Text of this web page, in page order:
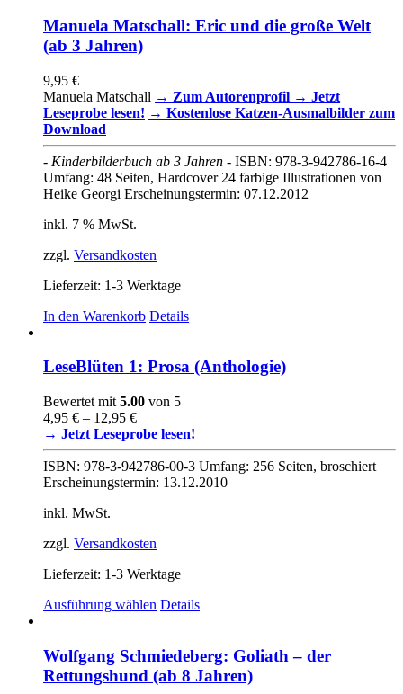
Manuela Matschall: Eric und die große Welt
(ab 3 Jahren)
9,95 €
Manuela Matschall → Zum Autorenprofil → Jetzt
Leseprobe lesen! → Kostenlose Katzen-Ausmalbilder zum
Download
- Kinderbilderbuch ab 3 Jahren - ISBN: 978-3-942786-16-4
Umfang: 48 Seiten, Hardcover 24 farbige Illustrationen von
Heike Georgi Erscheinungstermin: 07.12.2012
inkl. 7 % MwSt.
zzgl. Versandkosten
Lieferzeit: 1-3 Werktage
In den Warenkorb Details
LeseBlüten 1: Prosa (Anthologie)
Bewertet mit 5.00 von 5
4,95 € – 12,95 €
→ Jetzt Leseprobe lesen!
ISBN: 978-3-942786-00-3 Umfang: 256 Seiten, broschiert
Erscheinungstermin: 13.12.2010
inkl. MwSt.
zzgl. Versandkosten
Lieferzeit: 1-3 Werktage
Ausführung wählen Dieses
mehrere
Varianten
auf.
Details
Wolfgang Schmiedeberg: Goliath – der
Rettungshund (ab 8 Jahren)